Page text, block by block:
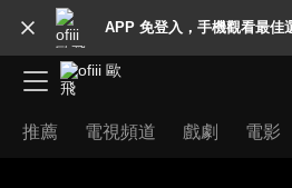
APP 免登入，手機觀看最佳
推薦 電視頻道 戲劇 電影